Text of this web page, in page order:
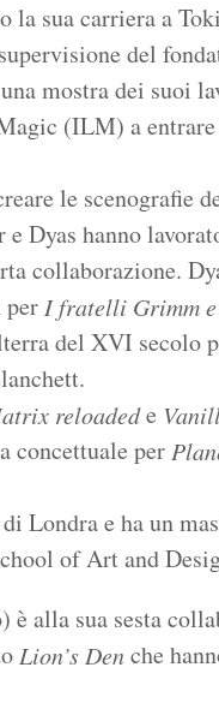
la sua carriera a
del
mostra dei suoi
(ILM) a
le scenografie
Dyas hanno
collaborazione.
I fratelli Grimm
del XVI secolo
reloadede
concettuale per
Londra e ha un
of Art and
alla sua sesta
Lion’s Denche